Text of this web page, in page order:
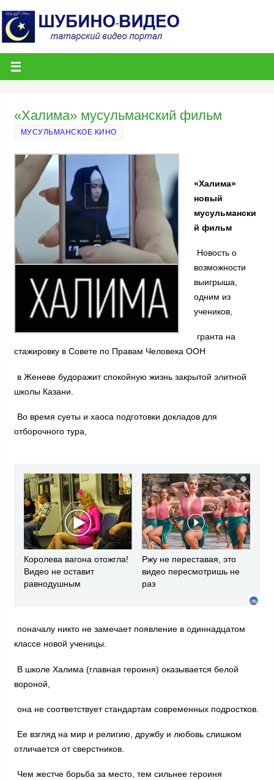
«Халима» мусульманский фильм
МУСУЛЬМАНСКОЕ КИНО
«Халима»
новый
мусульмански
й фильм
Новость о
возможности
выигрыша,
одним из
учеников,
гранта на
стажировку в Совете по Правам Человека ООН
в Женеве будоражит спокойную жизнь закрытой элитной
школы Казани.
Во время суеты и хаоса подготовки докладов для
отборочного тура,
i
Королева вагона отожгла!
Видео не оставит
равнодушным
i
Ржу не переставая, это
видео пересмотришь не
раз
поначалу никто не замечает появление в одиннадцатом
классе новой ученицы.
В школе Халима (главная героиня) оказывается белой
вороной,
она не соответствует стандартам современных подростков.
Ее взгляд на мир и религию, дружбу и любовь слишком
отличается от сверстников.
Чем жестче борьба за место, тем сильнее героиня